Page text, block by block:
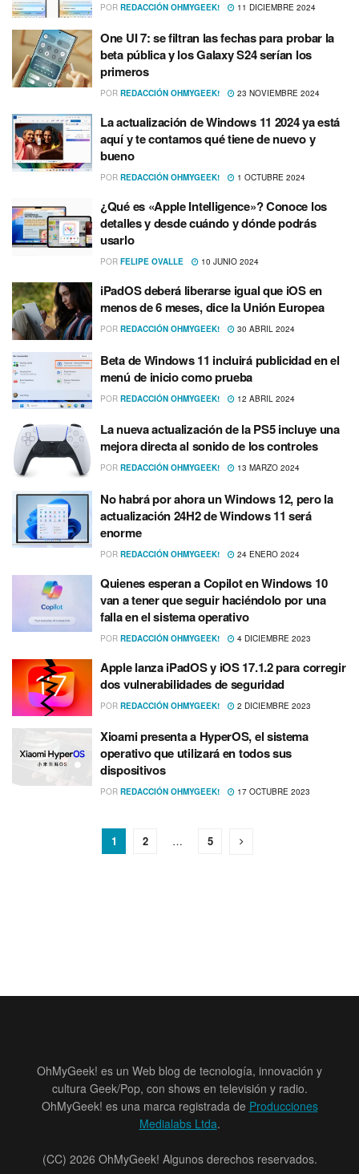
POR REDACCIÓN OHMYGEEK! 11 DICIEMBRE 2024
One UI 7: se filtran las fechas para probar la
beta pública y los Galaxy S24 serían los
primeros
POR REDACCIÓN OHMYGEEK! 23 NOVIEMBRE 2024
La actualización de Windows 11 2024 ya está
aquí y te contamos qué tiene de nuevo y
bueno
POR REDACCIÓN OHMYGEEK! 1 OCTUBRE 2024
¿Qué es «Apple Intelligence»? Conoce los
detalles y desde cuándo y dónde podrás
usarlo
POR FELIPE OVALLE 10 JUNIO 2024
iPadOS deberá liberarse igual que iOS en
menos de 6 meses, dice la Unión Europea
POR REDACCIÓN OHMYGEEK! 30 ABRIL 2024
Beta de Windows 11 incluirá publicidad en el
menú de inicio como prueba
POR REDACCIÓN OHMYGEEK! 12 ABRIL 2024
La nueva actualización de la PS5 incluye una
mejora directa al sonido de los controles
POR REDACCIÓN OHMYGEEK! 13 MARZO 2024
No habrá por ahora un Windows 12, pero la
actualización 24H2 de Windows 11 será
enorme
POR REDACCIÓN OHMYGEEK! 24 ENERO 2024
Quienes esperan a Copilot en Windows 10
van a tener que seguir haciéndolo por una
falla en el sistema operativo
POR REDACCIÓN OHMYGEEK! 4 DICIEMBRE 2023
Apple lanza iPadOS y iOS 17.1.2 para corregir
dos vulnerabilidades de seguridad
POR REDACCIÓN OHMYGEEK! 2 DICIEMBRE 2023
Xioami presenta a HyperOS, el sistema
operativo que utilizará en todos sus
dispositivos
POR REDACCIÓN OHMYGEEK! 17 OCTUBRE 2023
1 2 … 5
OhMyGeek! es un Web blog de tecnología, innovación y
cultura Geek/Pop, con shows en televisión y radio.
OhMyGeek! es una marca registrada de Producciones
Medialabs Ltda.
(CC) 2026 OhMyGeek! Algunos derechos reservados.